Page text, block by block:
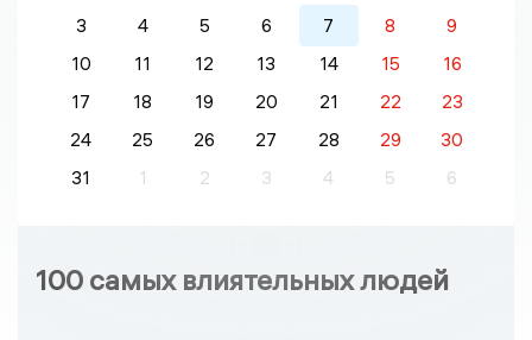
3
4 5 6 7 8
9
10
11 12 13 14 15
16
17
18 19 20 21 22
23
24
25 26 27 28 29
30
31
1 2 3 4 5 6
100 самых влиятельных людей